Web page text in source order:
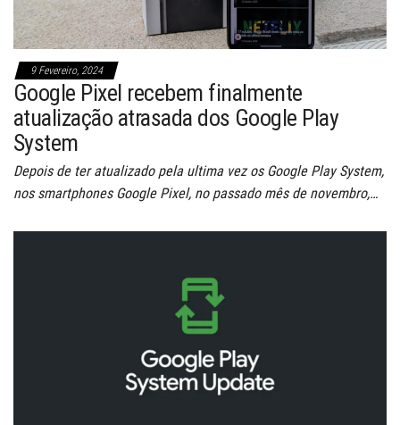
9 Fevereiro, 2024
Google Pixel recebem finalmente
atualização atrasada dos Google Play
System
Depois de ter atualizado pela ultima vez os Google Play System,
nos smartphones Google Pixel, no passado mês de novembro,…